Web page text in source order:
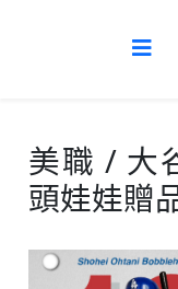
美職 / 大
頭娃娃贈